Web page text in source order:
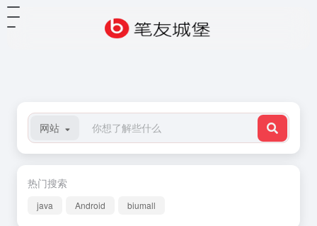
网站
热门搜索
java Android biumall